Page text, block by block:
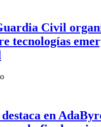
Civil
tecnologías
en